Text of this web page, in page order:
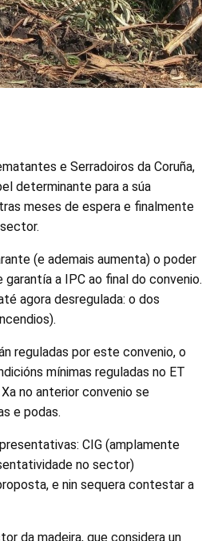
e Serradoiros da Coruña,
determinante para a súa
meses de espera e finalmente
(e ademais aumenta) o poder
a IPC ao final do convenio.
agora desregulada: o dos
reguladas por este convenio, o
mínimas reguladas no ET
no anterior convenio se
e podas.
CIG (amplamente
no sector)
e nin sequera contestar a
da madeira, que considera un